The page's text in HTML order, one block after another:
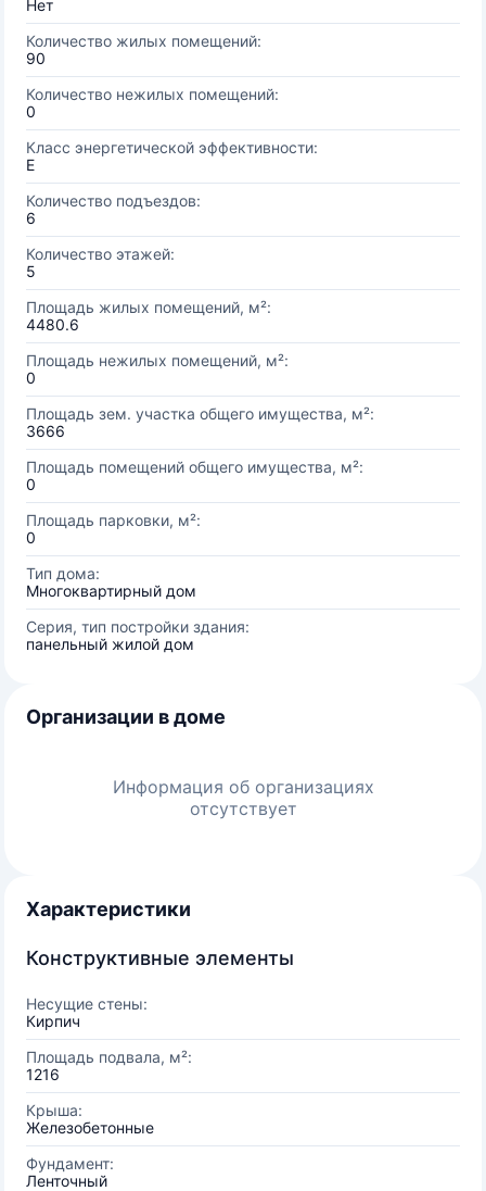
Нет
Количество жилых помещений:
90
Количество нежилых помещений:
0
Класс энергетической эффективности:
E
Количество подъездов:
6
Количество этажей:
5
Площадь жилых помещений, м²:
4480.6
Площадь нежилых помещений, м²:
0
Площадь зем. участка общего имущества, м²:
3666
Площадь помещений общего имущества, м²:
0
Площадь парковки, м²:
0
Тип дома:
Многоквартирный дом
Серия, тип постройки здания:
панельный жилой дом
Организации в доме
Информация об организациях
отсутствует
Характеристики
Конструктивные элементы
Несущие стены:
Кирпич
Площадь подвала, м²:
1216
Крыша:
Железобетонные
Фундамент:
Ленточный